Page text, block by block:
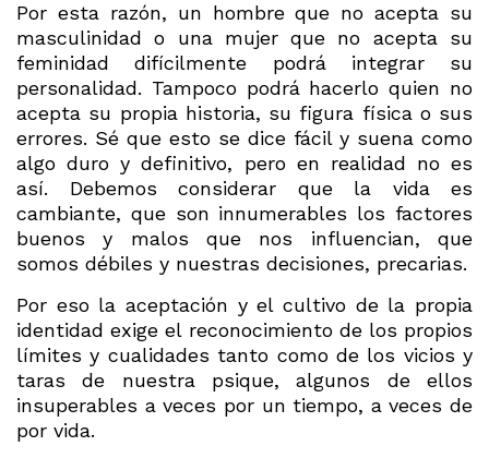
Por esta razón, un hombre que no acepta su
masculinidad o una mujer que no acepta su
feminidad difícilmente podrá integrar su
personalidad. Tampoco podrá hacerlo quien no
acepta su propia historia, su figura física o sus
errores. Sé que esto se dice fácil y suena como
algo duro y definitivo, pero en realidad no es
así. Debemos considerar que la vida es
cambiante, que son innumerables los factores
buenos y malos que nos influencian, que
somos débiles y nuestras decisiones, precarias.
Por eso la aceptación y el cultivo de la propia
identidad exige el reconocimiento de los propios
límites y cualidades tanto como de los vicios y
taras de nuestra psique, algunos de ellos
insuperables a veces por un tiempo, a veces de
por vida.